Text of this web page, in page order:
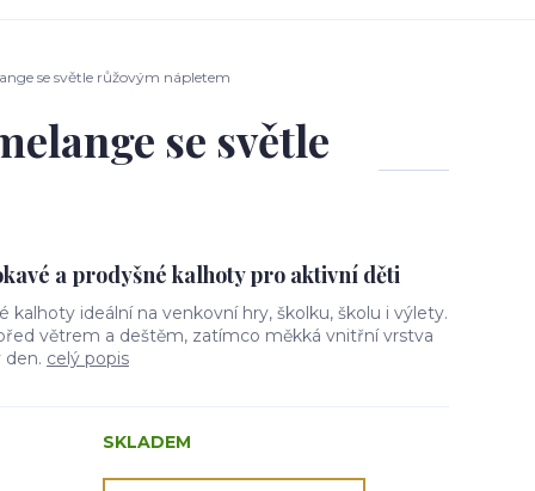
se světle růžovým nápletem
se světle
a prodyšné kalhoty pro aktivní děti
kalhoty ideální na venkovní hry, školku, školu i výlety.
větrem a deštěm, zatímco měkká vnitřní vrstva
den. celý popis
SKLADEM